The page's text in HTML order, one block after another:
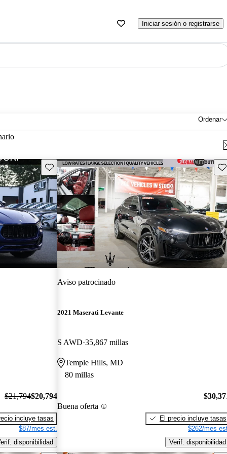
Iniciar sesión o registrarse
Ordenar
Guarda este Aviso
$21,794$20,794
incluye tasas
$87/mes est.
disponibilidad
Aviso patrocinado
2021 Maserati Levante
S AWD 35,867 millas
Temple Hills, MD
80 millas
Buena oferta
El precio incluye tasas
$262/mes
Verif. disponibilidad